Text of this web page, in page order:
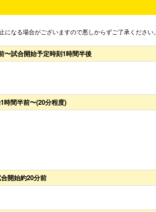
なる場合がございますので悪しからずご了承ください。
〜試合開始予定時刻1時間半後
時間半前〜(20分程度)
開始約20分前